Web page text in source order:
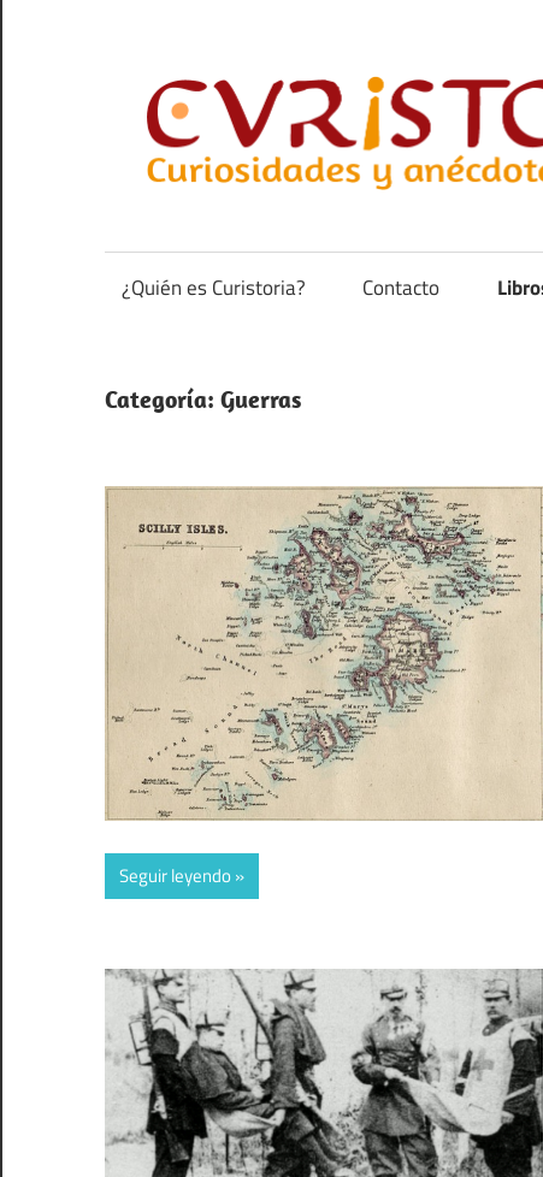
contenido
anécdotas
de
¿Quién es Curistoria? Contacto
Categoría: Guerras
Seguir leyendo